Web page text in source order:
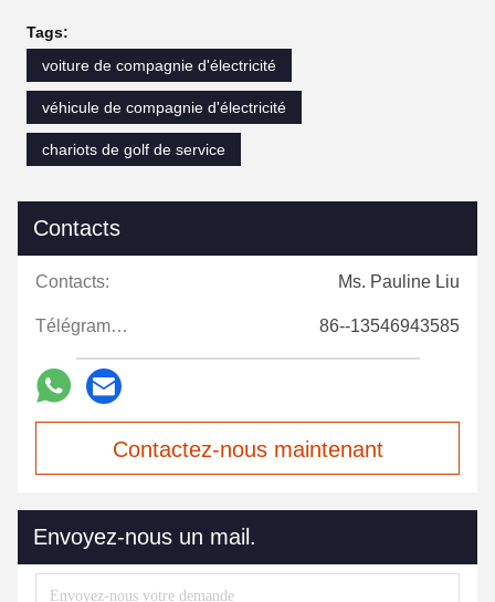
Tags:
voiture de compagnie d'électricité
véhicule de compagnie d'électricité
chariots de golf de service
Contacts
Contacts: Ms. Pauline Liu
Télégramme: 86--13546943585
Contactez-nous maintenant
Envoyez-nous un mail.